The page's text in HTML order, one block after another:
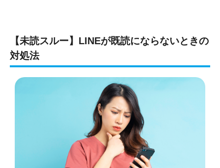
【未読スルー】LINEが既読にならないときの
対処法